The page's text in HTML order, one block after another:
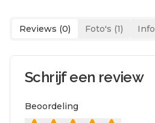
Reviews (0) Foto's (1) Info
Schrijf een review
Beoordeling